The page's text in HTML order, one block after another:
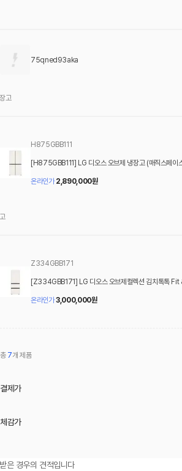
75qned93aka
고
H875GBB111
[H875GBB111] LG 디오스 오브제 냉장고 (매직스페
온라인가 2,890,000원
Z334GBB171
[Z334GBB171] LG 디오스 오브제컬렉션 김치톡톡
온라인가3,000,000원
총 7개 제품
결제가
체감가
은 경우의 견적입니다